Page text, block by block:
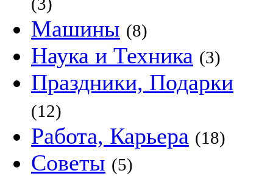
Машины (8)
Наука и Техника (3)
Праздники, Подарки
(12)
Работа, Карьера (18)
Советы (5)